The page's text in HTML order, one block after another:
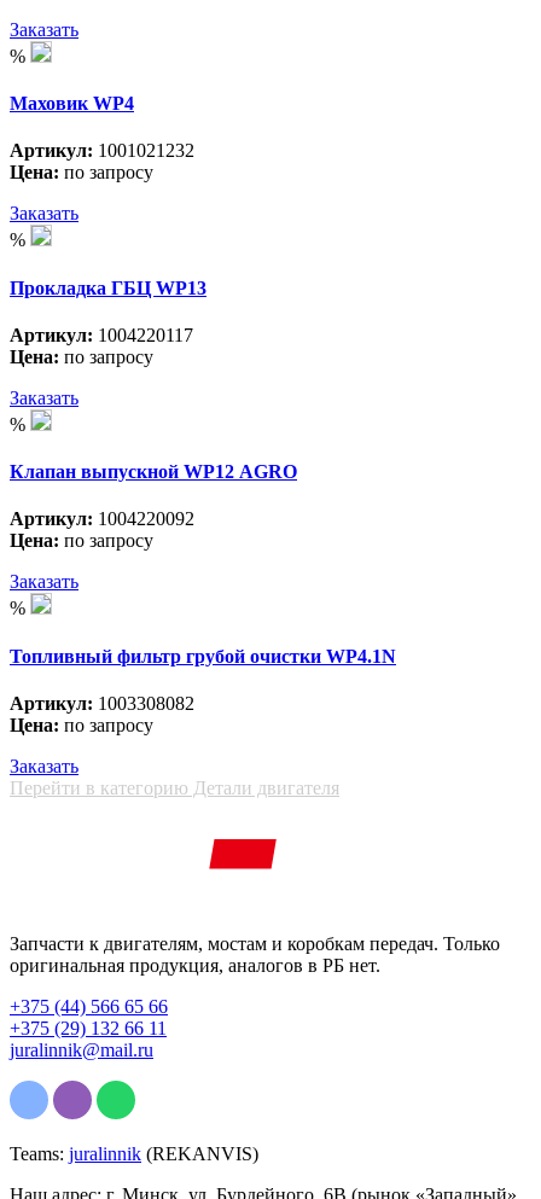
Заказать
%
Маховик WP4
Артикул: 1001021232
Цена: по запросу
Заказать
%
Прокладка ГБЦ WP13
Артикул: 1004220117
Цена: по запросу
Заказать
%
Клапан выпускной WP12 АGRO
Артикул: 1004220092
Цена: по запросу
Заказать
%
Топливный фильтр грубой очистки WP4.1N
Артикул: 1003308082
Цена: по запросу
Заказать
Перейти в категорию Детали двигателя
Запчасти к двигателям, мостам и коробкам передач. Только
оригинальная продукция, аналогов в РБ нет.
+375 (44) 566 65 66
+375 (29) 132 66 11
juralinnik@mail.ru
Teams: juralinnik (REKANVIS)
Наш адрес: г. Минск, ул. Бурдейного, 6В (рынок «Западный»,